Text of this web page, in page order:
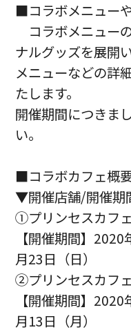
■コラボメニュー
コラボメニュー
ナルグッズを展開
メニューなどの詳
たします。
開催期間につきま
い。
■コラボカフェ概
▼開催店舗/開催期
①プリンセスカフ
【開催期間】
月23日（日）
②プリンセスカフ
【開催期間】
月13日（月）